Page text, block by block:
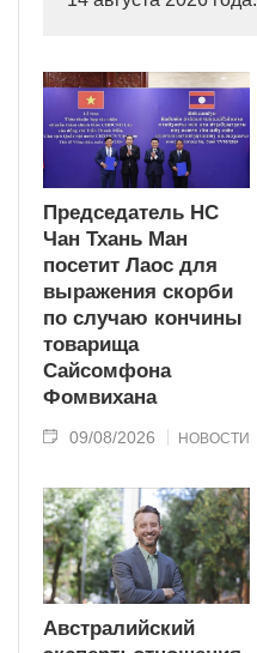
Председатель НС
Чан Тхань Ман
посетит Лаос для
выражения скорби
по случаю кончины
товарища
Сайсомфона
Фомвихана
09/08/2026 НОВОСТИ
Австралийский